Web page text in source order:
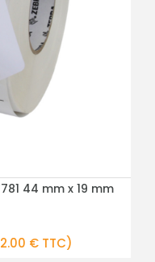
44 mm x 19 mm
€ TTC)